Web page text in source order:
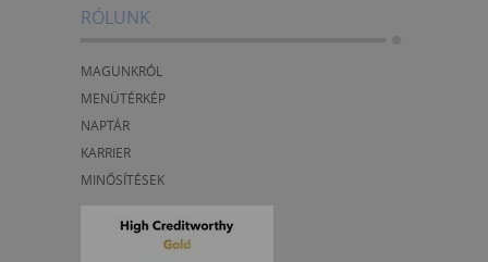
RÓLUNK
MAGUNKRÓL
MENÜTÉRKÉP
NAPTÁR
KARRIER
MINŐSÍTÉSEK